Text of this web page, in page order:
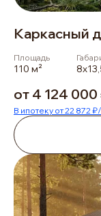
Каркасный
Площадь
110 м²
от 4 124 000
В ипотеку от 22 872